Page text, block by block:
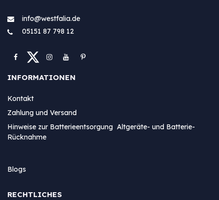
info@westfa​lia.de
05151 87 798 12
INFORMATIONEN
Kontakt
Zahlung und Versand
Hinweise zur Batterieentsorgung Altgeräte- und Batterie-
Rücknahme
Blogs
RECHTLICHES